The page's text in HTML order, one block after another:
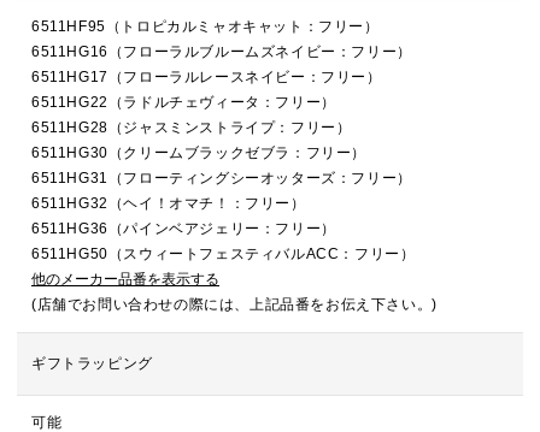
6511HF95（トロピカルミャオキャット：フリー）
6511HG16（フローラルブルームズネイビー：フリー）
6511HG17（フローラルレースネイビー：フリー）
6511HG22（ラドルチェヴィータ：フリー）
6511HG28（ジャスミンストライプ：フリー）
6511HG30（クリームブラックゼブラ：フリー）
6511HG31（フローティングシーオッターズ：フリー）
6511HG32（ヘイ！オマチ！：フリー）
6511HG36（パインベアジェリー：フリー）
6511HG50（スウィートフェスティバルACC：フリー）
他のメーカー品番を表示する
(店舗でお問い合わせの際には、上記品番をお伝え下さい。)
ギフトラッピング
可能